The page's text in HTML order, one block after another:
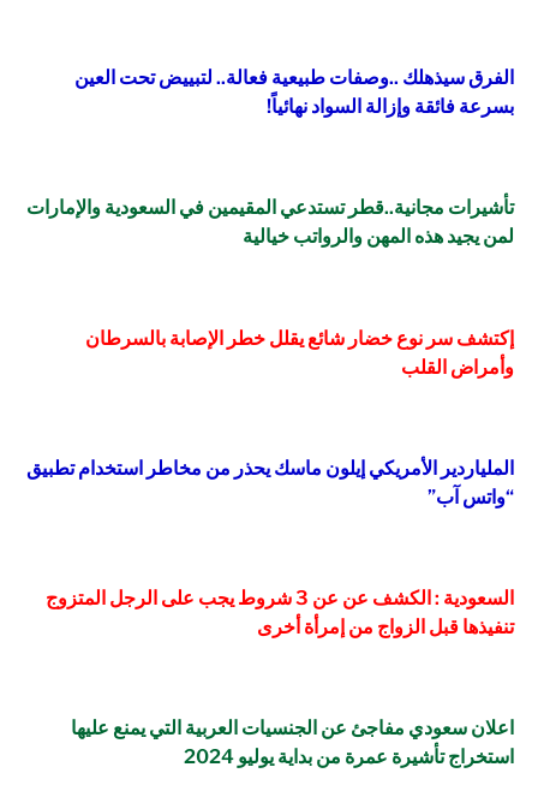
الفرق سيذهلك ..وصفات طبيعية فعالة.. لتبييض تحت العين
بسرعة فائقة وإزالة السواد نهائياً!
تأشيرات مجانية..قطر تستدعي المقيمين في السعودية والإمارات
لمن يجيد هذه المهن والرواتب خيالية
إكتشف سر نوع خضار شائع يقلل خطر الإصابة بالسرطان
وأمراض القلب
الملياردير الأمريكي إيلون ماسك يحذر من مخاطر استخدام تطبيق
“واتس آب”
السعودية : الكشف عن عن 3 شروط يجب على الرجل المتزوج
تنفيذها قبل الزواج من إمرأة أخرى
اعلان سعودي مفاجئ عن الجنسيات العربية التي يمنع عليها
استخراج تأشيرة عمرة من بداية يوليو 2024